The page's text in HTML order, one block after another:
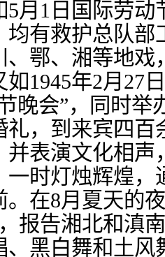
5月 1 日国际劳
均有救护总队
、鄂、湘等地
如1945年2月 27
晚会”，同时举
礼，到来宾四
并表演文化相
一时灯烛辉煌
。在8月 夏天的
报告湘北和滇
、黑白舞和土